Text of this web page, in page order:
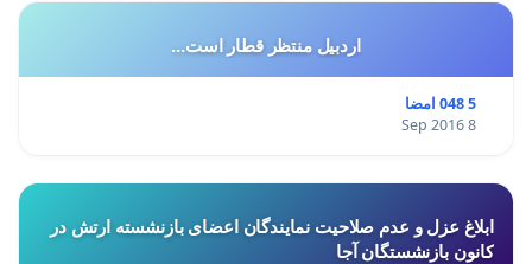
اردبیل منتظر قطار است...
5 048 امضا
8 Sep 2016
ابلاغ عزل و عدم صلاحیت نمایندگان اعضای بازنشسته ارتش در
کانون بازنشستگان آجا